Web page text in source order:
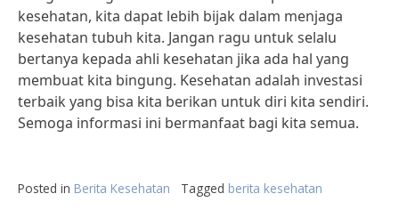
kesehatan, kita dapat lebih bijak dalam menjaga
kesehatan tubuh kita. Jangan ragu untuk selalu
bertanya kepada ahli kesehatan jika ada hal yang
membuat kita bingung. Kesehatan adalah investasi
terbaik yang bisa kita berikan untuk diri kita sendiri.
Semoga informasi ini bermanfaat bagi kita semua.
Posted in Berita Kesehatan Tagged berita kesehatan